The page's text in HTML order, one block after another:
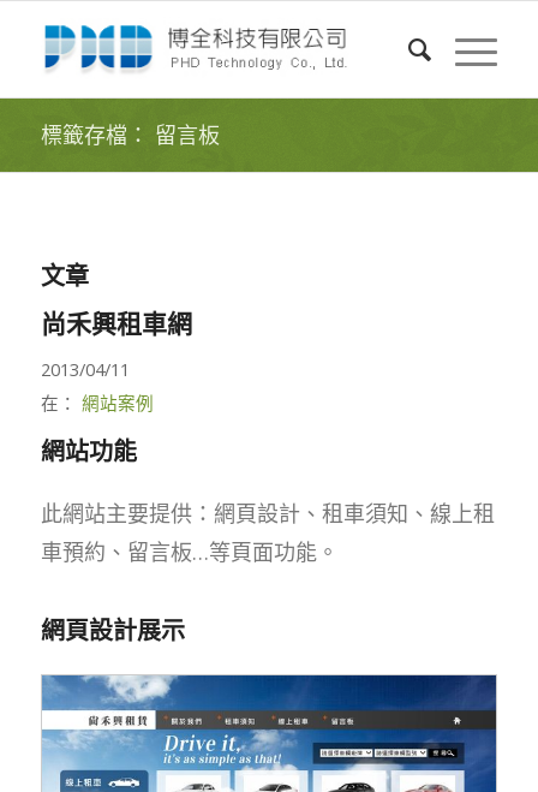
標籤存檔： 留言板
文章
尚禾興租車網
2013/04/11
在： 網站案例
網站功能
此網站主要提供：網頁設計、租車須知、線上租
車預約、留言板…等頁面功能。
網頁設計展示